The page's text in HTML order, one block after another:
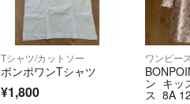
Tシャツ/カットソー
ボンポワンTシャツ
¥1,800
ワンピー
ン キッ
ス 8A